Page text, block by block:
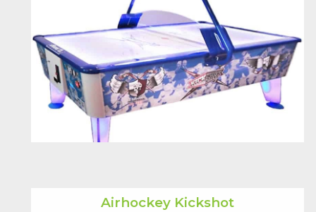
Airhockey Kickshot